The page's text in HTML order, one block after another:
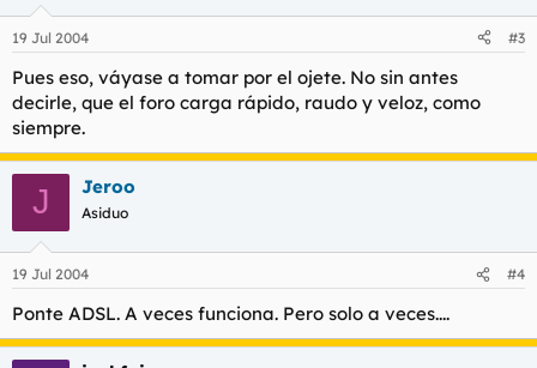
19 Jul 2004 #3
Pues eso, váyase a tomar por el ojete. No sin antes
decirle, que el foro carga rápido, raudo y veloz, como
siempre.
J Jeroo
Asiduo
19 Jul 2004 #4
Ponte ADSL. A veces funciona. Pero solo a veces....